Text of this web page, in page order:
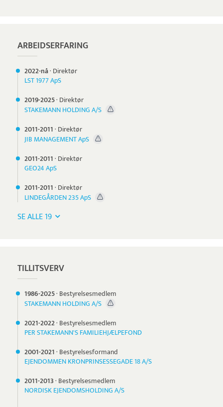
ARBEIDSERFARING
2022-nå· Direktør
LST 1977 ApS
2019-2025· Direktør
STAKEMANN HOLDING A/S
2011-2011· Direktør
JIB MANAGEMENT ApS
2011-2011· Direktør
GEO24 ApS
2011-2011· Direktør
LINDEGÅRDEN 235 ApS
SE ALLE 19
TILLITSVERV
1986-2025· Bestyrelsesmedlem
STAKEMANN HOLDING A/S
2021-2022· Bestyrelsesmedlem
PER STAKEMANN'S FAMILIEHJÆLPEFOND
2001-2021· Bestyrelsesformand
EJENDOMMEN KRONPRINSESSEGADE 18 A/S
2011-2013· Bestyrelsesmedlem
NORDISK EJENDOMSHOLDING A/S